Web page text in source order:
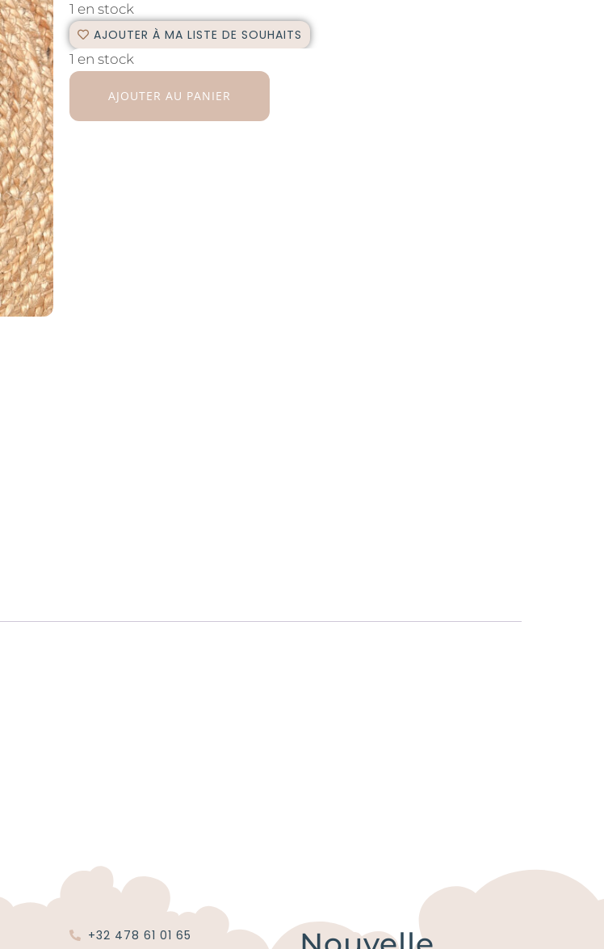
1 en stock
AJOUTER À MA LISTE DE SOUHAITS
1 en stock
AJOUTER AU PANIER
+32 478 61 01 65